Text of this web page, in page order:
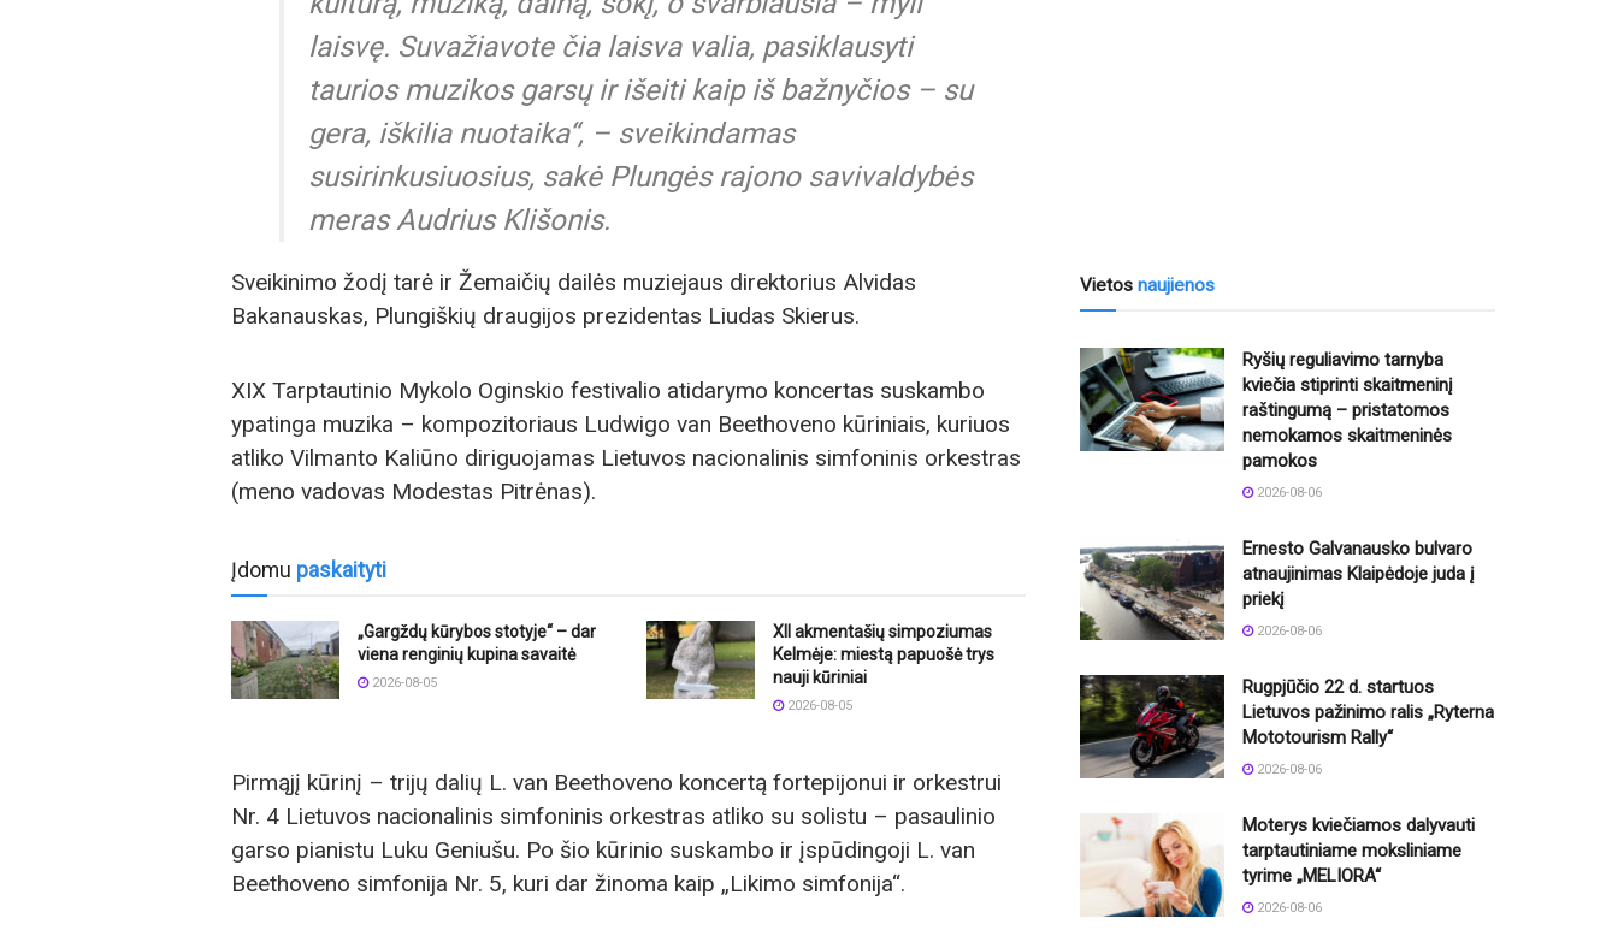
laisvę. Suvažiavote čia laisva valia, pasiklausyti
taurios muzikos garsų ir išeiti kaip iš bažnyčios – su
gera, iškilia nuotaika“, – sveikindamas
susirinkusiuosius, sakė Plungės rajono savivaldybės
meras Audrius Klišonis.
Sveikinimo žodį tarė ir Žemaičių dailės muziejaus direktorius Alvidas
Bakanauskas, Plungiškių draugijos prezidentas Liudas Skierus.
XIX Tarptautinio Mykolo Oginskio festivalio atidarymo koncertas suskambo
ypatinga muzika – kompozitoriaus Ludwigo van Beethoveno kūriniais, kuriuos
atliko Vilmanto Kaliūno diriguojamas Lietuvos nacionalinis simfoninis orkestras
(meno vadovas Modestas Pitrėnas).
Įdomu paskaityti
„Gargždų kūrybos stotyje“ – dar
viena renginių kupina savaitė
2026-08-05
XII akmentašių simpoziumas
Kelmėje: miestą papuošė trys
nauji kūriniai
2026-08-05
Pirmąjį kūrinį – trijų dalių L. van Beethoveno koncertą fortepijonui ir orkestrui
Nr. 4 Lietuvos nacionalinis simfoninis orkestras atliko su solistu – pasaulinio
garso pianistu Luku Geniušu. Po šio kūrinio suskambo ir įspūdingoji L. van
Beethoveno simfonija Nr. 5, kuri dar žinoma kaip „Likimo simfonija“.
Vietos naujienos
Ryšių reguliavimo tarnyba
kviečia stiprinti skaitmeninį
raštingumą – pristatomos
nemokamos skaitmeninės
pamokos
2026-08-06
Ernesto Galvanausko bulvaro
atnaujinimas Klaipėdoje juda į
priekį
2026-08-06
Rugpjūčio 22 d. startuos
Lietuvos pažinimo ralis „Ryterna
Mototourism Rally“
2026-08-06
Moterys kviečiamos dalyvauti
tarptautiniame moksliniame
tyrime „MELIORA“
2026-08-06